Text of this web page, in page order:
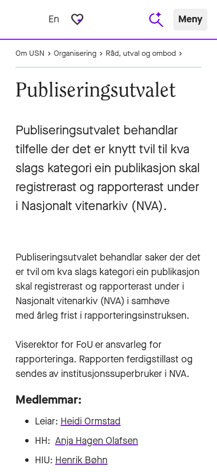
En favorite_border Meny
Om USN Organisering Råd, utval og ombod
Publiseringsutvalet
Publiseringsutvalet behandlar
tilfelle der det er knytt tvil til kva
slags kategori ein publikasjon skal
registrerast og rapporterast under
i Nasjonalt vitenarkiv (NVA).
Publiseringsutvalet behandlar saker der det
er tvil om kva slags kategori ein publikasjon
skal registrerast og rapporterast under i
Nasjonalt vitenarkiv (NVA) i samhøve
med årleg frist i rapporteringsinstruksen.
Viserektor for FoU er ansvarleg for
rapporteringa. Rapporten ferdigstillast og
sendes av institusjonssuperbruker i NVA.
Medlemmar:
Leiar: Heidi Ormstad
HH: Anja Hagen Olafsen
HIU: Henrik Bøhn